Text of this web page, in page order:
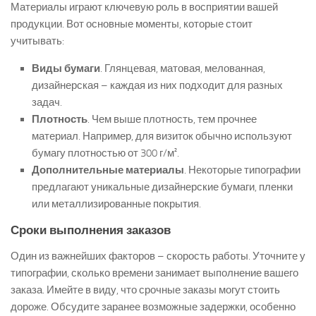
Материалы играют ключевую роль в восприятии вашей
продукции. Вот основные моменты, которые стоит
учитывать:
Виды бумаги. Глянцевая, матовая, мелованная,
дизайнерская – каждая из них подходит для разных
задач.
Плотность. Чем выше плотность, тем прочнее
материал. Например, для визиток обычно используют
бумагу плотностью от 300 г/м².
Дополнительные материалы. Некоторые типографии
предлагают уникальные дизайнерские бумаги, пленки
или металлизированные покрытия.
Сроки выполнения заказов
Один из важнейших факторов – скорость работы. Уточните у
типографии, сколько времени занимает выполнение вашего
заказа. Имейте в виду, что срочные заказы могут стоить
дороже. Обсудите заранее возможные задержки, особенно